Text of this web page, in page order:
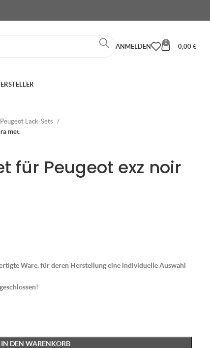
ANMELDEN
0
0,00 €
Peugeot Lack-Sets
met.
für Peugeot exz noir
Ware, für deren Herstellung eine individuelle Auswahl
IN DEN WARENKORB